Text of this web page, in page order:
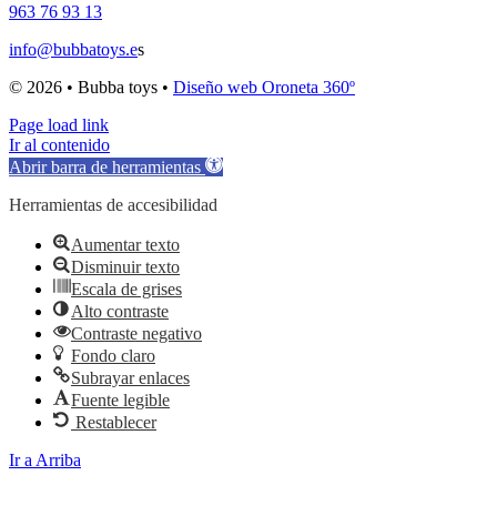
963 76 93 13
info@bubbatoys.es
© 2026 • Bubba toys • Diseño web Oroneta 360º
Page load link
Ir al contenido
Abrir barra de herramientas
Herramientas de accesibilidad
Aumentar texto
Disminuir texto
Escala de grises
Alto contraste
Contraste negativo
Fondo claro
Subrayar enlaces
Fuente legible
Restablecer
Ir a Arriba